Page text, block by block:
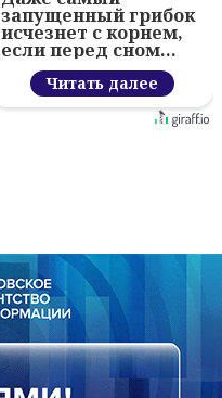
запущенный грибок
исчезнет с корнем,
если перед сном…
Читать далее